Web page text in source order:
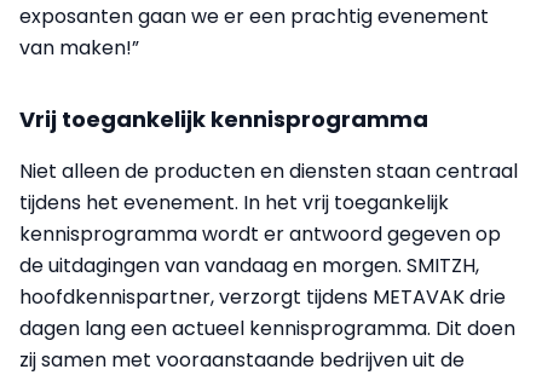
exposanten gaan we er een prachtig evenement
van maken!”
Vrij toegankelijk kennisprogramma
Niet alleen de producten en diensten staan centraal
tijdens het evenement. In het vrij toegankelijk
kennisprogramma wordt er antwoord gegeven op
de uitdagingen van vandaag en morgen. SMITZH,
hoofdkennispartner, verzorgt tijdens METAVAK drie
dagen lang een actueel kennisprogramma. Dit doen
zij samen met vooraanstaande bedrijven uit de